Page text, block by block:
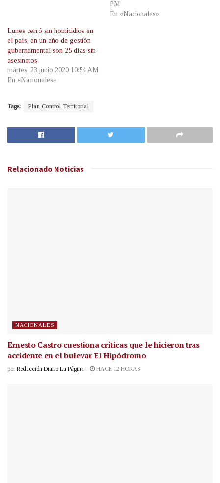
PM
En «Nacionales»
Lunes cerró sin homicidios en
el país; en un año de gestión
gubernamental son 25 días sin
asesinatos
martes, 23 junio 2020 10:54 AM
En «Nacionales»
Tags: Plan Control Territorial
Relacionado Noticias
NACIONALES
Ernesto Castro cuestiona críticas que le hicieron tras
accidente en el bulevar El Hipódromo
por Redacción Diario La Página HACE 12 HORAS